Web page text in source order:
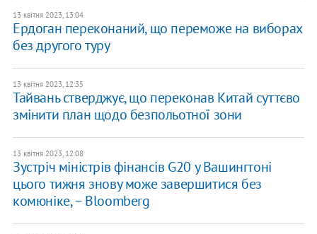
13 квітня 2023, 13:04
Ердоган переконаний, що переможе на виборах
без другого туру
13 квітня 2023, 12:35
Тайвань стверджує, що переконав Китай суттєво
змінити план щодо безпольотної зони
13 квітня 2023, 12:08
Зустріч міністрів фінансів G20 у Вашингтоні
цього тижня знову може завершитися без
комюніке, − Bloomberg